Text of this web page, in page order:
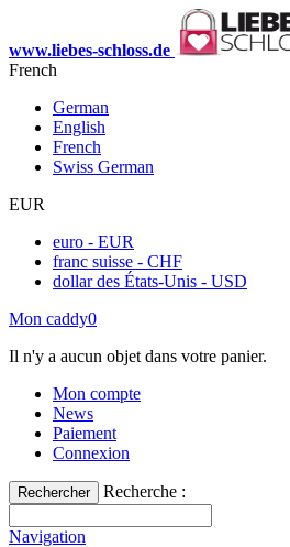
www.liebes-schloss.de
French
German
English
French
Swiss German
EUR
euro - EUR
franc suisse - CHF
dollar des États-Unis - USD
Mon caddy0
Il n'y a aucun objet dans votre panier.
Mon compte
News
Paiement
Connexion
Rechercher Recherche :
Navigation